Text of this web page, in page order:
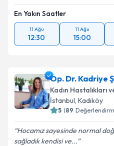
En Yakın Saatler
11 Ağu
12:30
11 Ağu
15:00
Op. Dr. Kadriye
Kadın Hastalıkları
İstanbul, Kadıköy
5 (89
Hocamız sayesinde normal
sağladık kendisi ve...